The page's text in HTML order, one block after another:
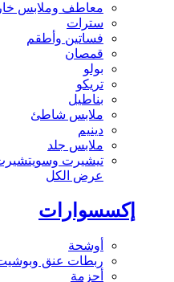
معاطف وملابس
سترات
فساتين وأطقم
قمصان
بولو
تريكو
بناطيل
ملابس شاطئ
دينيم
ملابس جلد
تيشيرت
عرض الكل
إكسسوارات
أوشحة
ربطات عنق
أحزمة